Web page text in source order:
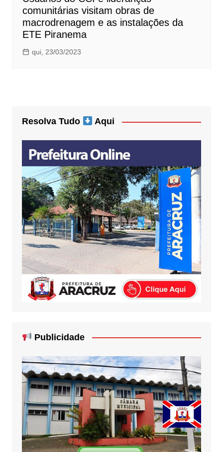
comunitárias visitam obras de
macrodrenagem e as instalações da
ETE Piranema
qui, 23/03/2023
Resolva Tudo Aqui
Publicidade